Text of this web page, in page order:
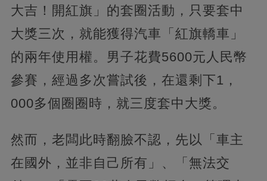
大吉！開紅旗」的套圈活動，只要套中
大獎三次，就能獲得汽車「紅旗轎車」
的兩年使用權。男子花費5600元人民幣
參賽，經過多次嘗試後，在還剩下1，
000多個圈圈時，就三度套中大獎。
然而，老闆此時翻臉不認，先以「車主
在國外，並非自己所有」、「無法交